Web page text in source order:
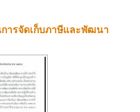
ารจัดเก็บภาษีและพัฒนา